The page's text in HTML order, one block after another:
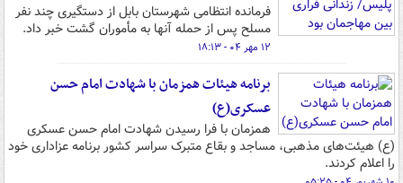
فرمانده انتظامی شهرستان بابل از دستگیری چند نفر
مسلح پس از حمله آنها به مأموران گشت خبر داد.
۱۲ مهر ۰۴ - ۱۸:۱۳
برنامه هیئات همزمان با شهادت امام حسن
عسکری(ع)
همزمان با فرا رسیدن شهادت امام حسن عسکری
(ع) هیئت‌های مذهبی، مساجد و بقاع متبرک سراسر کشور برنامه عزاداری خود
را اعلام کردند.